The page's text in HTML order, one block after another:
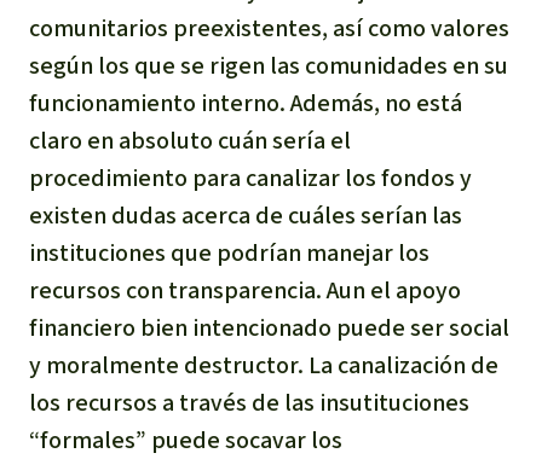
comunitarios preexistentes, así como valores
según los que se rigen las comunidades en su
funcionamiento interno. Además, no está
claro en absoluto cuán sería el
procedimiento para canalizar los fondos y
existen dudas acerca de cuáles serían las
instituciones que podrían manejar los
recursos con transparencia. Aun el apoyo
financiero bien intencionado puede ser social
y moralmente destructor. La canalización de
los recursos a través de las insutituciones
“formales” puede socavar los